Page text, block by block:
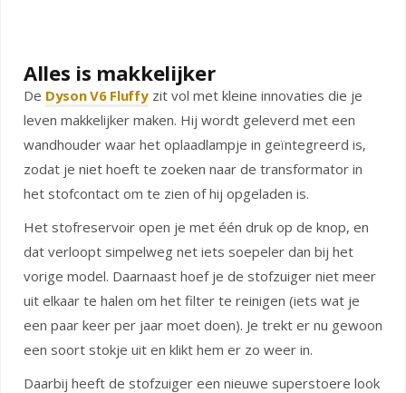
Alles is makkelijker
De Dyson V6 Fluffyzit vol met kleine innovaties die je
leven makkelijker maken. Hij wordt geleverd met een
wandhouder waar het oplaadlampje in geïntegreerd is,
zodat je niet hoeft te zoeken naar de transformator in
het stofcontact om te zien of hij opgeladen is.
Het stofreservoir open je met één druk op de knop, en
dat verloopt simpelweg net iets soepeler dan bij het
vorige model. Daarnaast hoef je de stofzuiger niet meer
uit elkaar te halen om het filter te reinigen (iets wat je
een paar keer per jaar moet doen). Je trekt er nu gewoon
een soort stokje uit en klikt hem er zo weer in.
Daarbij heeft de stofzuiger een nieuwe superstoere look